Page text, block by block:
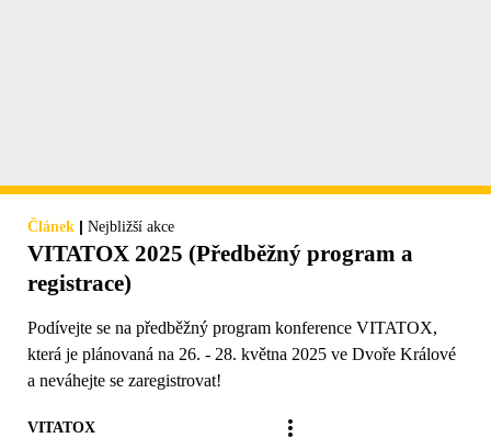
Článek | Nejbližší akce
VITATOX 2025 (Předběžný program a
registrace)
Podívejte se na předběžný program konference VITATOX,
která je plánovaná na 26. - 28. května 2025 ve Dvoře Králové
a neváhejte se zaregistrovat!
VITATOX